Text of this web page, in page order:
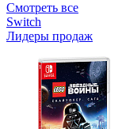
Смотреть все
Switch
Лидеры продаж